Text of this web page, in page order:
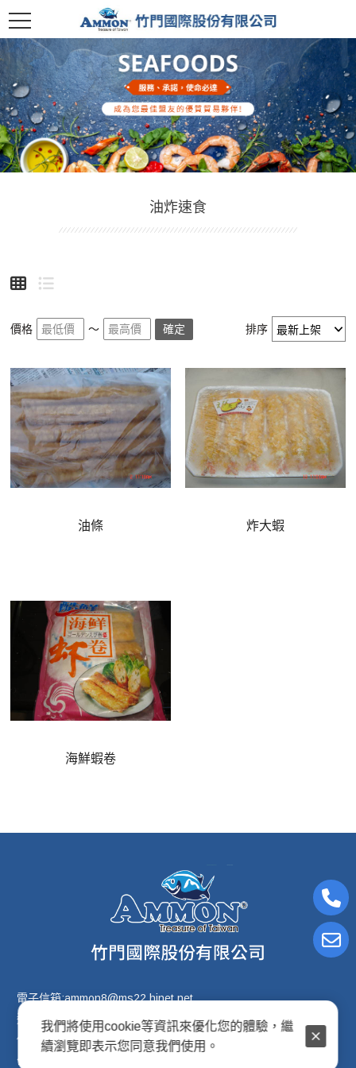
油炸速食
價格 ～ 確定 排序
油條 炸大蝦
海鮮蝦卷
電子信箱:ammon8@ms22.hinet.net
連絡電話: (02)2876-2691
傳真專線: (02)2876-2692
公司地址: 臺北市士林區天母西路12號2樓之2
我們將使用cookie等資訊來優化您的體驗，繼
續瀏覽即表示您同意我們使用。